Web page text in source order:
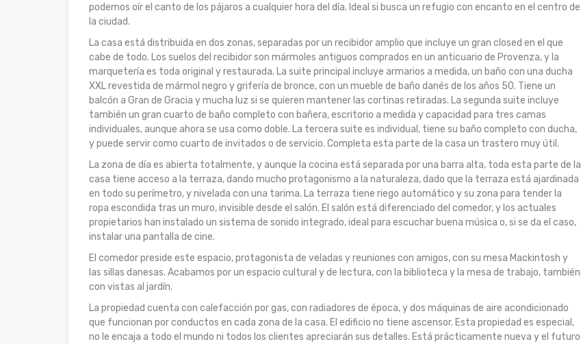
podemos oír el canto de los pájaros a cualquier hora del día. Ideal si busca un refugio con encanto en el centro de
la ciudad.
La casa está distribuida en dos zonas, separadas por un recibidor amplio que incluye un gran closed en el que
cabe de todo. Los suelos del recibidor son mármoles antiguos comprados en un anticuario de Provenza, y la
marquetería es toda original y restaurada. La suite principal incluye armarios a medida, un baño con una ducha
XXL revestida de mármol negro y grifería de bronce, con un mueble de baño danés de los años 50. Tiene un
balcón a Gran de Gracia y mucha luz si se quieren mantener las cortinas retiradas. La segunda suite incluye
también un gran cuarto de baño completo con bañera, escritorio a medida y capacidad para tres camas
individuales, aunque ahora se usa como doble. La tercera suite es individual, tiene su baño completo con ducha,
y puede servir como cuarto de invitados o de servicio. Completa esta parte de la casa un trastero muy útil.
La zona de día es abierta totalmente, y aunque la cocina está separada por una barra alta, toda esta parte de la
casa tiene acceso a la terraza, dando mucho protagonismo a la naturaleza, dado que la terraza está ajardinada
en todo su perímetro, y nivelada con una tarima. La terraza tiene riego automático y su zona para tender la
ropa escondida tras un muro, invisible desde el salón. El salón está diferenciado del comedor, y los actuales
propietarios han instalado un sistema de sonido integrado, ideal para escuchar buena música o, si se da el caso,
instalar una pantalla de cine.
El comedor preside este espacio, protagonista de veladas y reuniones con amigos, con su mesa Mackintosh y
las sillas danesas. Acabamos por un espacio cultural y de lectura, con la biblioteca y la mesa de trabajo, también
con vistas al jardín.
La propiedad cuenta con calefacción por gas, con radiadores de época, y dos máquinas de aire acondicionado
que funcionan por conductos en cada zona de la casa. El edificio no tiene ascensor. Esta propiedad es especial,
no le encaja a todo el mundo ni todos los clientes apreciarán sus detalles. Está prácticamente nueva y el futuro